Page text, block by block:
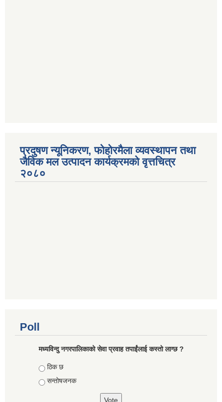
प्रदुषण न्यूनिकरण, फोहोरमैला व्यवस्थापन तथा
जैविक मल उत्पादन कार्यक्रमको वृत्तचित्र
२०८०
Poll
मध्यविन्दु नगरपालिकाको सेवा प्रवाह तपाईंलाई कस्तो लाग्छ ?
Choices
ठिक छ
सन्तोषजनक